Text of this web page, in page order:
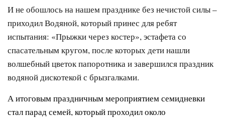
И не обошлось на нашем празднике без нечистой силы –
приходил Водяной, который принес для ребят
испытания: «Прыжки через костер», эстафета со
спасательным кругом, после которых дети нашли
волшебный цветок папоротника и завершился праздник
водяной дискотекой с брызгалками.
А итоговым праздничным мероприятием семидневки
стал парад семей, который проходил около